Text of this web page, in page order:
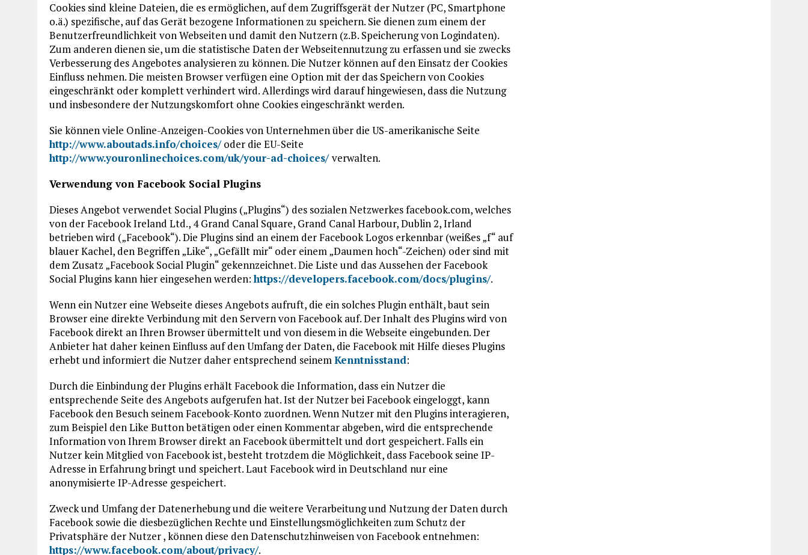
Cookies sind kleine Dateien, die es ermöglichen, auf dem Zugriffsgerät der Nutzer (PC, Smartphone
o.ä.) spezifische, auf das Gerät bezogene Informationen zu speichern. Sie dienen zum einem der
Benutzerfreundlichkeit von Webseiten und damit den Nutzern (z.B. Speicherung von Logindaten).
Zum anderen dienen sie, um die statistische Daten der Webseitennutzung zu erfassen und sie zwecks
Verbesserung des Angebotes analysieren zu können. Die Nutzer können auf den Einsatz der Cookies
Einfluss nehmen. Die meisten Browser verfügen eine Option mit der das Speichern von Cookies
eingeschränkt oder komplett verhindert wird. Allerdings wird darauf hingewiesen, dass die Nutzung
und insbesondere der Nutzungskomfort ohne Cookies eingeschränkt werden.
Sie können viele Online-Anzeigen-Cookies von Unternehmen über die US-amerikanische Seite
http://www.aboutads.info/choices/oder die EU-Seite
http://www.youronlinechoices.com/uk/your-ad-choices/verwalten.
Verwendung von Facebook Social Plugins
Dieses Angebot verwendet Social Plugins („Plugins“) des sozialen Netzwerkes facebook.com, welches
von der Facebook Ireland Ltd., 4 Grand Canal Square, Grand Canal Harbour, Dublin 2, Irland
betrieben wird („Facebook“). Die Plugins sind an einem der Facebook Logos erkennbar (weißes „f“ auf
blauer Kachel, den Begriffen „Like“, „Gefällt mir“ oder einem „Daumen hoch“-Zeichen) oder sind mit
dem Zusatz „Facebook Social Plugin“ gekennzeichnet. Die Liste und das Aussehen der Facebook
Social Plugins kann hier eingesehen werden:https://developers.facebook.com/docs/plugins/.
Wenn ein Nutzer eine Webseite dieses Angebots aufruft, die ein solches Plugin enthält, baut sein
Browser eine direkte Verbindung mit den Servern von Facebook auf. Der Inhalt des Plugins wird von
Facebook direkt an Ihren Browser übermittelt und von diesem in die Webseite eingebunden. Der
Anbieter hat daher keinen Einfluss auf den Umfang der Daten, die Facebook mit Hilfe dieses Plugins
erhebt und informiert die Nutzer daher entsprechend seinemKenntnisstand:
Durch die Einbindung der Plugins erhält Facebook die Information, dass ein Nutzer die
entsprechende Seite des Angebots aufgerufen hat. Ist der Nutzer bei Facebook eingeloggt, kann
Facebook den Besuch seinem Facebook-Konto zuordnen. Wenn Nutzer mit den Plugins interagieren,
zum Beispiel den Like Button betätigen oder einen Kommentar abgeben, wird die entsprechende
Information von Ihrem Browser direkt an Facebook übermittelt und dort gespeichert. Falls ein
Nutzer kein Mitglied von Facebook ist, besteht trotzdem die Möglichkeit, dass Facebook seine IP-
Adresse in Erfahrung bringt und speichert. Laut Facebook wird in Deutschland nur eine
anonymisierte IP-Adresse gespeichert.
Zweck und Umfang der Datenerhebung und die weitere Verarbeitung und Nutzung der Daten durch
Facebook sowie die diesbezüglichen Rechte und Einstellungsmöglichkeiten zum Schutz der
Privatsphäre der Nutzer , können diese den Datenschutzhinweisen von Facebook entnehmen:
https://www.facebook.com/about/privacy/.